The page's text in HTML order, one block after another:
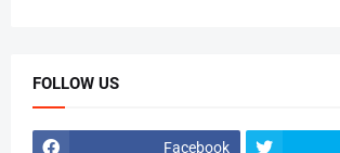
FOLLOW US
Facebook